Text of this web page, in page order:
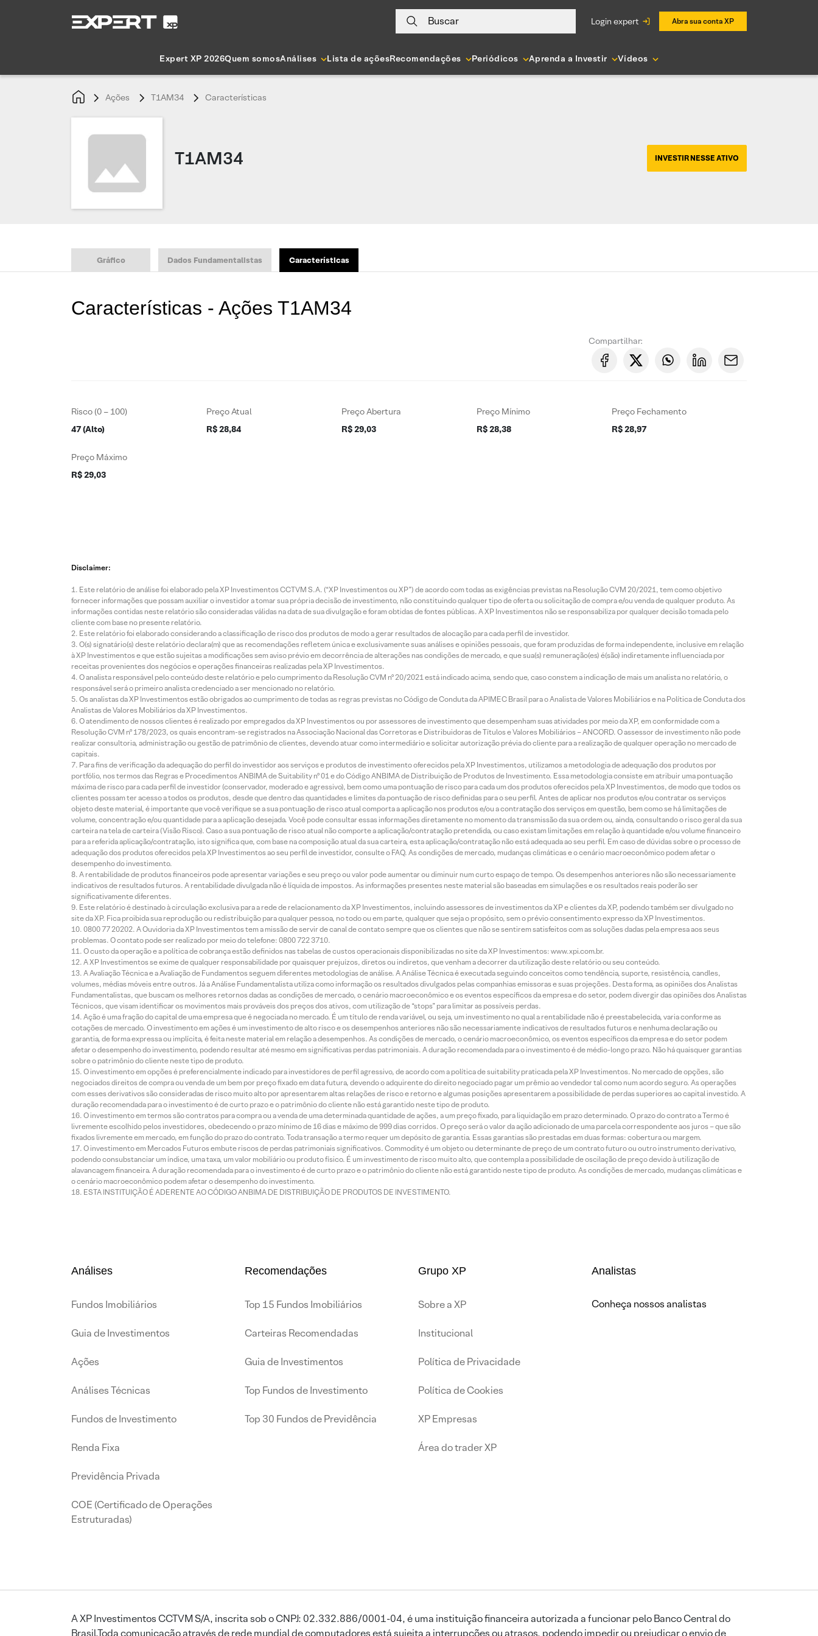
Buscar login expert Abra sua conta XP
Expert XP 2026Quem somosAnálises Lista de açõesRecomendações Periódicos Aprenda a Investir Vídeos
Ações T1AM34 Características
T1AM34 INVESTIR NESSE ATIVO
Gráfico Dados Fundamentalistas Características
Características - Ações T1AM34
Compartilhar:
Risco (0 – 100)
47 (Alto)
Preço Atual
R$ 28,84
Preço Abertura
R$ 29,03
Preço Mínimo
R$ 28,38
Preço Fechamento
R$ 28,97
Preço Máximo
R$ 29,03
Disclaimer:
Este relatório de análise foi elaborado pela XP Investimentos CCTVM S.A. (“XP Investimentos ou XP”) de acordo com todas as exigências previstas na Resolução CVM 20/2021, tem como objetivo
fornecer informações que possam auxiliar o investidor a tomar sua própria decisão de investimento, não constituindo qualquer tipo de oferta ou solicitação de compra e/ou venda de qualquer produto. As
informações contidas neste relatório são consideradas válidas na data de sua divulgação e foram obtidas de fontes públicas. A XP Investimentos não se responsabiliza por qualquer decisão tomada pelo
cliente com base no presente relatório.
Este relatório foi elaborado considerando a classificação de risco dos produtos de modo a gerar resultados de alocação para cada perfil de investidor.
O(s) signatário(s) deste relatório declara(m) que as recomendações refletem única e exclusivamente suas análises e opiniões pessoais, que foram produzidas de forma independente, inclusive em relação
à XP Investimentos e que estão sujeitas a modificações sem aviso prévio em decorrência de alterações nas condições de mercado, e que sua(s) remuneração(es) é(são) indiretamente influenciada por
receitas provenientes dos negócios e operações financeiras realizadas pela XP Investimentos.
O analista responsável pelo conteúdo deste relatório e pelo cumprimento da Resolução CVM nº 20/2021 está indicado acima, sendo que, caso constem a indicação de mais um analista no relatório, o
responsável será o primeiro analista credenciado a ser mencionado no relatório.
Os analistas da XP Investimentos estão obrigados ao cumprimento de todas as regras previstas no Código de Conduta da APIMEC Brasil para o Analista de Valores Mobiliários e na Política de Conduta dos
Analistas de Valores Mobiliários da XP Investimentos.
O atendimento de nossos clientes é realizado por empregados da XP Investimentos ou por assessores de investimento que desempenham suas atividades por meio da XP, em conformidade com a
Resolução CVM nº 178/2023, os quais encontram-se registrados na Associação Nacional das Corretoras e Distribuidoras de Títulos e Valores Mobiliários – ANCORD. O assessor de investimento não pode
realizar consultoria, administração ou gestão de patrimônio de clientes, devendo atuar como intermediário e solicitar autorização prévia do cliente para a realização de qualquer operação no mercado de
capitais.
Para fins de verificação da adequação do perfil do investidor aos serviços e produtos de investimento oferecidos pela XP Investimentos, utilizamos a metodologia de adequação dos produtos por
portfólio, nos termos das Regras e Procedimentos ANBIMA de Suitability nº 01 e do Código ANBIMA de Distribuição de Produtos de Investimento. Essa metodologia consiste em atribuir uma pontuação
máxima de risco para cada perfil de investidor (conservador, moderado e agressivo), bem como uma pontuação de risco para cada um dos produtos oferecidos pela XP Investimentos, de modo que todos os
clientes possam ter acesso a todos os produtos, desde que dentro das quantidades e limites da pontuação de risco definidas para o seu perfil. Antes de aplicar nos produtos e/ou contratar os serviços
objeto deste material, é importante que você verifique se a sua pontuação de risco atual comporta a aplicação nos produtos e/ou a contratação dos serviços em questão, bem como se há limitações de
volume, concentração e/ou quantidade para a aplicação desejada. Você pode consultar essas informações diretamente no momento da transmissão da sua ordem ou, ainda, consultando o risco geral da sua
carteira na tela de carteira (Visão Risco). Caso a sua pontuação de risco atual não comporte a aplicação/contratação pretendida, ou caso existam limitações em relação à quantidade e/ou volume financeiro
para a referida aplicação/contratação, isto significa que, com base na composição atual da sua carteira, esta aplicação/contratação não está adequada ao seu perfil. Em caso de dúvidas sobre o processo de
adequação dos produtos oferecidos pela XP Investimentos ao seu perfil de investidor, consulte o FAQ. As condições de mercado, mudanças climáticas e o cenário macroeconômico podem afetar o
desempenho do investimento.
A rentabilidade de produtos financeiros pode apresentar variações e seu preço ou valor pode aumentar ou diminuir num curto espaço de tempo. Os desempenhos anteriores não são necessariamente
indicativos de resultados futuros. A rentabilidade divulgada não é líquida de impostos. As informações presentes neste material são baseadas em simulações e os resultados reais poderão ser
significativamente diferentes.
Este relatório é destinado à circulação exclusiva para a rede de relacionamento da XP Investimentos, incluindo assessores de investimentos da XP e clientes da XP, podendo também ser divulgado no
site da XP. Fica proibida sua reprodução ou redistribuição para qualquer pessoa, no todo ou em parte, qualquer que seja o propósito, sem o prévio consentimento expresso da XP Investimentos.
0800 77 20202. A Ouvidoria da XP Investimentos tem a missão de servir de canal de contato sempre que os clientes que não se sentirem satisfeitos com as soluções dadas pela empresa aos seus
problemas. O contato pode ser realizado por meio do telefone: 0800 722 3710.
O custo da operação e a política de cobrança estão definidos nas tabelas de custos operacionais disponibilizadas no site da XP Investimentos: www.xpi.com.br.
A XP Investimentos se exime de qualquer responsabilidade por quaisquer prejuízos, diretos ou indiretos, que venham a decorrer da utilização deste relatório ou seu conteúdo.
A Avaliação Técnica e a Avaliação de Fundamentos seguem diferentes metodologias de análise. A Análise Técnica é executada seguindo conceitos como tendência, suporte, resistência, candles,
volumes, médias móveis entre outros. Já a Análise Fundamentalista utiliza como informação os resultados divulgados pelas companhias emissoras e suas projeções. Desta forma, as opiniões dos Analistas
Fundamentalistas, que buscam os melhores retornos dadas as condições de mercado, o cenário macroeconômico e os eventos específicos da empresa e do setor, podem divergir das opiniões dos Analistas
Técnicos, que visam identificar os movimentos mais prováveis dos preços dos ativos, com utilização de “stops” para limitar as possíveis perdas.
Ação é uma fração do capital de uma empresa que é negociada no mercado. É um título de renda variável, ou seja, um investimento no qual a rentabilidade não é preestabelecida, varia conforme as
cotações de mercado. O investimento em ações é um investimento de alto risco e os desempenhos anteriores não são necessariamente indicativos de resultados futuros e nenhuma declaração ou
garantia, de forma expressa ou implícita, é feita neste material em relação a desempenhos. As condições de mercado, o cenário macroeconômico, os eventos específicos da empresa e do setor podem
afetar o desempenho do investimento, podendo resultar até mesmo em significativas perdas patrimoniais. A duração recomendada para o investimento é de médio-longo prazo. Não há quaisquer garantias
sobre o patrimônio do cliente neste tipo de produto.
O investimento em opções é preferencialmente indicado para investidores de perfil agressivo, de acordo com a política de suitability praticada pela XP Investimentos. No mercado de opções, são
negociados direitos de compra ou venda de um bem por preço fixado em data futura, devendo o adquirente do direito negociado pagar um prêmio ao vendedor tal como num acordo seguro. As operações
com esses derivativos são consideradas de risco muito alto por apresentarem altas relações de risco e retorno e algumas posições apresentarem a possibilidade de perdas superiores ao capital investido. A
duração recomendada para o investimento é de curto prazo e o patrimônio do cliente não está garantido neste tipo de produto.
O investimento em termos são contratos para compra ou a venda de uma determinada quantidade de ações, a um preço fixado, para liquidação em prazo determinado. O prazo do contrato a Termo é
livremente escolhido pelos investidores, obedecendo o prazo mínimo de 16 dias e máximo de 999 dias corridos. O preço será o valor da ação adicionado de uma parcela correspondente aos juros – que são
fixados livremente em mercado, em função do prazo do contrato. Toda transação a termo requer um depósito de garantia. Essas garantias são prestadas em duas formas: cobertura ou margem.
O investimento em Mercados Futuros embute riscos de perdas patrimoniais significativos. Commodity é um objeto ou determinante de preço de um contrato futuro ou outro instrumento derivativo,
podendo consubstanciar um índice, uma taxa, um valor mobiliário ou produto físico. É um investimento de risco muito alto, que contempla a possibilidade de oscilação de preço devido à utilização de
alavancagem financeira. A duração recomendada para o investimento é de curto prazo e o patrimônio do cliente não está garantido neste tipo de produto. As condições de mercado, mudanças climáticas e
o cenário macroeconômico podem afetar o desempenho do investimento.
ESTA INSTITUIÇÃO É ADERENTE AO CÓDIGO ANBIMA DE DISTRIBUIÇÃO DE PRODUTOS DE INVESTIMENTO.
Análises
Fundos Imobiliários
Guia de Investimentos
Ações
Análises Técnicas
Fundos de Investimento
Renda Fixa
Previdência Privada
COE (Certificado de Operações
Estruturadas)
Recomendações
Top 15 Fundos Imobiliários
Carteiras Recomendadas
Guia de Investimentos
Top Fundos de Investimento
Top 30 Fundos de Previdência
Grupo XP
Sobre a XP
Institucional
Política de Privacidade
Política de Cookies
XP Empresas
Área do trader XP
Analistas
Conheça nossos analistas
A XP Investimentos CCTVM S/A, inscrita sob o CNPJ: 02.332.886/0001-04, é uma instituição financeira autorizada a funcionar pelo Banco Central do
Brasil.Toda comunicação através de rede mundial de computadores está sujeita a interrupções ou atrasos, podendo impedir ou prejudicar o envio de